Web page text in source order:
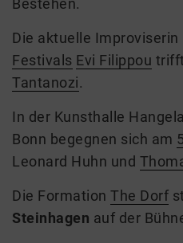
Bestehen.
Die aktuelle Improviserin
Festivals Evi Filippou
Tantanozi.
In der Kunsthalle
Bonn begegnen sich am
Leonard Huhn und
Die Formation The Dorf
Steinhagen auf der